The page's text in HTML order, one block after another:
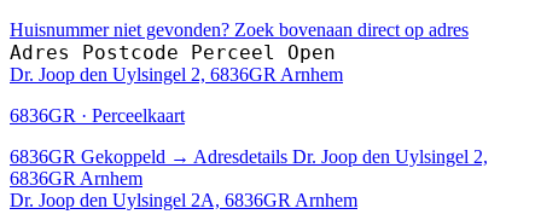
Huisnummer niet gevonden? Zoek bovenaan direct op adres
Adres Postcode Perceel Open
Dr. Joop den Uylsingel 2, 6836GR Arnhem
6836GR · Perceelkaart
6836GR Gekoppeld → Adresdetails Dr. Joop den Uylsingel 2,
6836GR Arnhem
Dr. Joop den Uylsingel 2A, 6836GR Arnhem